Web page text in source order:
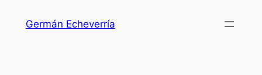
Germán Echeverría